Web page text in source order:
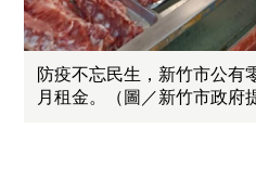
防疫不忘民生，新竹市公有
月租金。（圖／新竹市政府